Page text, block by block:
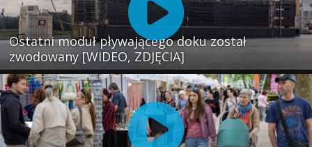
Ostatni moduł pływającego doku został
zwodowany [WIDEO, ZDJĘCIA]